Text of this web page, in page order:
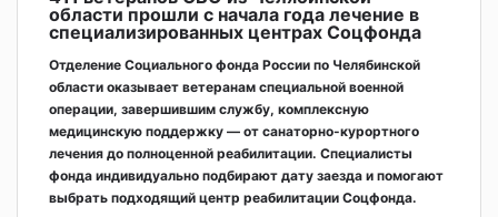
области прошли с начала года лечение в
специализированных центрах Соцфонда
Отделение Социального фонда России по Челябинской
области оказывает ветеранам специальной военной
операции, завершившим службу, комплексную
медицинскую поддержку — от санаторно-курортного
лечения до полноценной реабилитации. Специалисты
фонда индивидуально подбирают дату заезда и помогают
выбрать подходящий центр реабилитации Соцфонда.